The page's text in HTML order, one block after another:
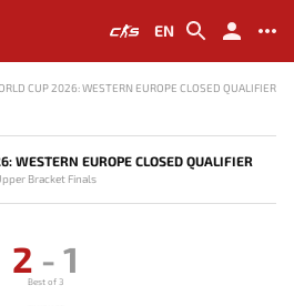
EN
CUP 2026: WESTERN EUROPE CLOSED QUALIFIER
WESTERN EUROPE CLOSED QUALIFIER
Bracket Finals
2 - 1
Best of 3